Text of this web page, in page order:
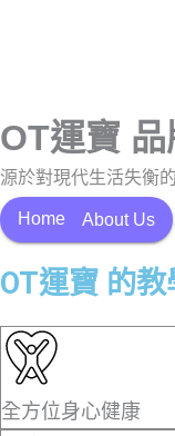
OT運寶
源於對現代生活失衡
Home About Us
OT運寶 的
全方位身心健康